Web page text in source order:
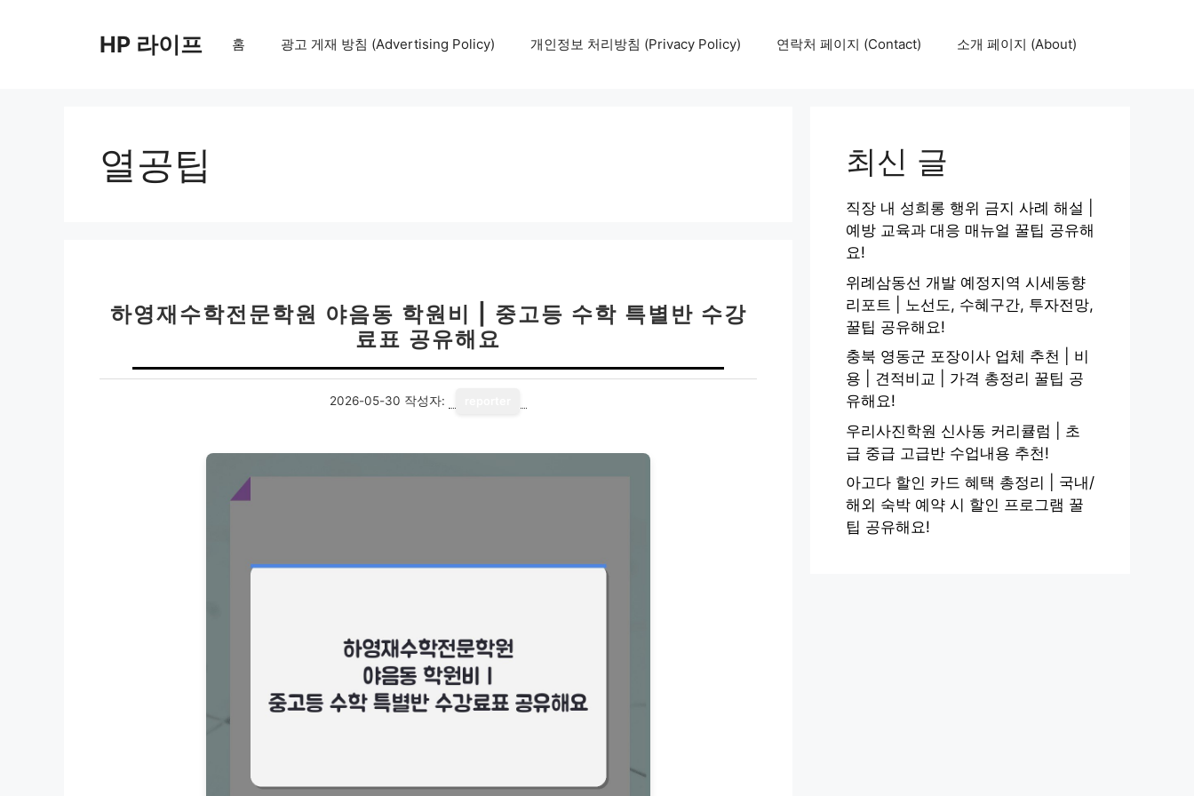
HP 라이프 홈 광고 게재 방침 (Advertising Policy) 개인정보 처리방침 (Privacy Policy) 연락처 페이지 (Contact) 소개 페이지 (About)
열공팁
하영재수학전문학원 야음동 학원비 | 중고등 수학 특별반 수강
료표 공유해요
2026-05-30 작성자:
최신 글
직장 내 성희롱 행위 금지 사례 해설 |
예방 교육과 대응 매뉴얼 꿀팁 공유해
요!
위례삼동선 개발 예정지역 시세동향
리포트 | 노선도, 수혜구간, 투자전망,
꿀팁 공유해요!
충북 영동군 포장이사 업체 추천 | 비
용 | 견적비교 | 가격 총정리 꿀팁 공
유해요!
우리사진학원 신사동 커리큘럼 | 초
급 중급 고급반 수업내용 추천!
아고다 할인 카드 혜택 총정리 | 국내/
해외 숙박 예약 시 할인 프로그램 꿀
팁 공유해요!